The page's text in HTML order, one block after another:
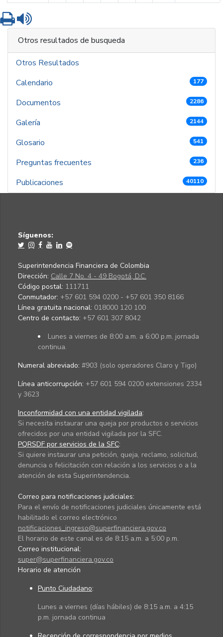
Imprimir
Otros resultados de busqueda
Otros Resultados
Calendario
177
Documentos 2286
Galería 2144
Glosario 541
Preguntas frecuentes 236
Publicaciones 40110
Síguenos:
Superintendencia Financiera de Colombia
Dirección: Calle 7 No. 4 - 49 Bogotá, D.C.
Código postal: 111711
Conmutador: +57 601 594 0200 - +57 601 350 8166
Línea gratuita nacional: 018000 120 100
Centro de contacto: +57 601 307 8042
Lunes a viernes de 8:00 a.m. a 6:00 p.m. jornada
continua.
Numeral abreviado: #903 (solo operadores Claro y Tigo)
Línea anticorrupción: +57 601 594 0200 extensiones 2334
y 3623
Inconformidad con una entidad vigilada:
Si necesita instaurar una queja por productos o servicios
ofrecidos por una entidad vigilada por la SFC.
PQRSDF por servicios de la SFC:
Si quiere instaurar una petición, queja, reclamo, solicitud,
denuncia o felicitación con relación a los servicios o a la
atención de esta Superintendencia.
Correo para notificaciones judiciales:
Para el envío de notificaciones judiciales únicamente está
habilitado el correo electrónico
notificaciones_ingreso@superfinanciera.gov.co
El horario de este canal es de 8:15 a.m. a 5:00 p.m.
Correo institucional:
super@superfinanciera.gov.co
Horario de atención
Punto Ciudadano:
Lunes a viernes (días hábiles) de 8:15 a.m. a 4:15
p.m. jornada continua